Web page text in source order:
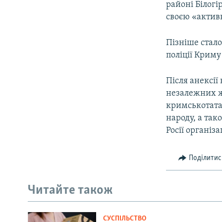
районі
своєю
Пізніше
поліції
Після
незалежних
народу, а
Росії
Читайте також
СУСПІЛЬСТВО